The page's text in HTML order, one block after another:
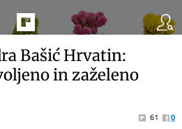
Bašić Hrvatin:
in zaželeno
61
0